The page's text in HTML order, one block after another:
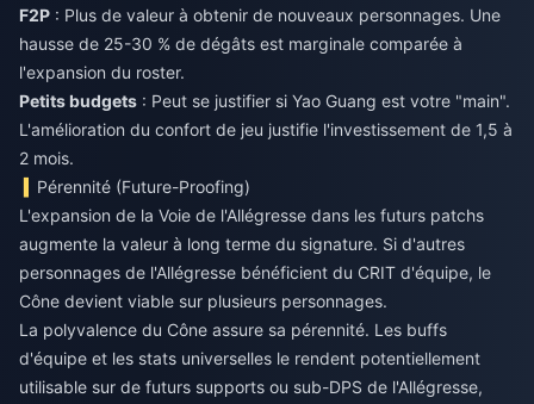
F2P : Plus de valeur à obtenir de nouveaux personnages. Une
hausse de 25-30 % de dégâts est marginale comparée à
l'expansion du roster.
Petits budgets : Peut se justifier si Yao Guang est votre "main".
L'amélioration du confort de jeu justifie l'investissement de 1,5 à
2 mois.
Pérennité (Future-Proofing)
L'expansion de la Voie de l'Allégresse dans les futurs patchs
augmente la valeur à long terme du signature. Si d'autres
personnages de l'Allégresse bénéficient du CRIT d'équipe, le
Cône devient viable sur plusieurs personnages.
La polyvalence du Cône assure sa pérennité. Les buffs
d'équipe et les stats universelles le rendent potentiellement
utilisable sur de futurs supports ou sub-DPS de l'Allégresse,